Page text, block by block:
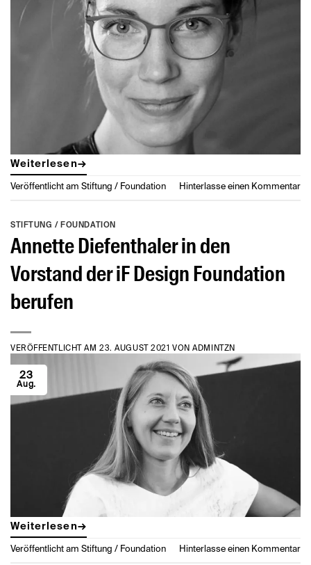
Weiterlesen→
Veröffentlicht am Stiftung / Foundation Hinterlasse einen Kommentar
STIFTUNG / FOUNDATION
Annette Diefenthaler in den
Vorstand der iF Design Foundation
berufen
VERÖFFENTLICHT AM23. AUGUST 2021 VONADMINTZN
23
Aug.
Weiterlesen→
Veröffentlicht am Stiftung / Foundation Hinterlasse einen Kommentar